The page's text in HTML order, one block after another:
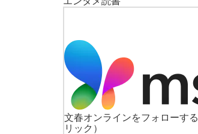
文春オンラインをフォローする
リック）